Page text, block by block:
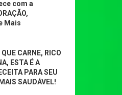
com a
Mais
CARNE, RICO
ESTA É A
PARA SEU
SAUDÁVEL!